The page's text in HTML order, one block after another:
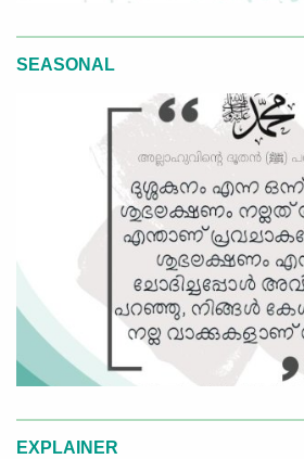
SEASONAL
EXPLAINER